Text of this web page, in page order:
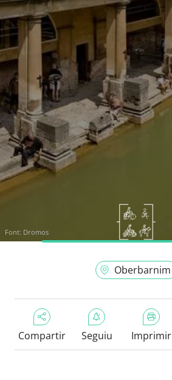
Font: Dromos
Oberbarnim
Compartir Seguiu Imprimir